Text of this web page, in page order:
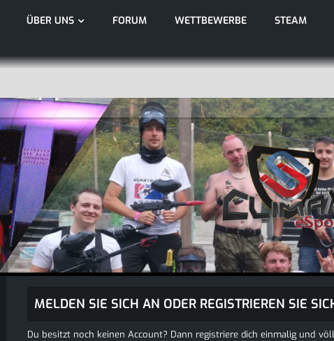
ÜBER UNS FORUM WETTBEWERBE STEAM
MELDEN SIE SICH AN ODER REGISTRIEREN SIE
Du besitzt noch keinen Account? Dann registriere dich einmalig und